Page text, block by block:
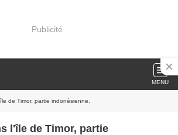
Publicité
MENU
de Timor, partie indonésienne.
l'île de Timor, partie